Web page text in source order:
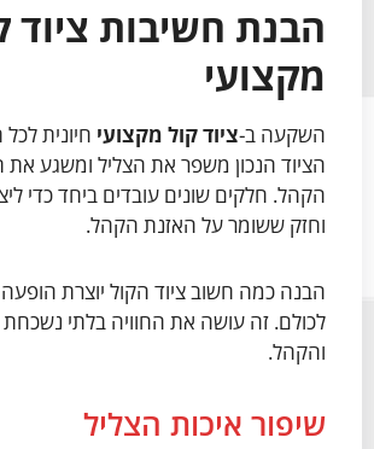
הבנת חשיבות ציוד
מקצועי
השקעה ב-ציוד קול מקצועי חיונית
הציוד הנכון משפר את הצליל ומשגע
הקהל. חלקים שונים עובדים ביחד כדי
וחזק ששומר על האזנת הקהל.
הבנה כמה חשוב ציוד הקול יוצרת
לכולם. זה עושה את החוויה בלתי
והקהל.
שיפור איכות הצליל